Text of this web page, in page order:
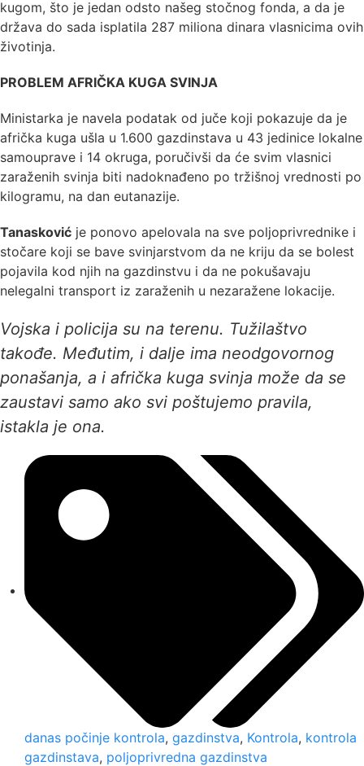
kugom, što je jedan odsto našeg stočnog fonda, a da je
država do sada isplatila 287 miliona dinara vlasnicima ovih
životinja.
PROBLEM AFRIČKA KUGA SVINJA
Ministarka je navela podatak od juče koji pokazuje da je
afrička kuga ušla u 1.600 gazdinstava u 43 jedinice lokalne
samouprave i 14 okruga, poručivši da će svim vlasnici
zaraženih svinja biti nadoknađeno po tržišnoj vrednosti po
kilogramu, na dan eutanazije.
Tanasković je ponovo apelovala na sve poljoprivrednike i
stočare koji se bave svinjarstvom da ne kriju da se bolest
pojavila kod njih na gazdinstvu i da ne pokušavaju
nelegalni transport iz zaraženih u nezaražene lokacije.
Vojska i policija su na terenu. Tužilaštvo
takođe. Međutim, i dalje ima neodgovornog
ponašanja, a i afrička kuga svinja može da se
zaustavi samo ako svi poštujemo pravila,
istakla je ona.
danas počinje kontrola, gazdinstva, Kontrola, kontrola
gazdinstava, poljoprivredna gazdinstva